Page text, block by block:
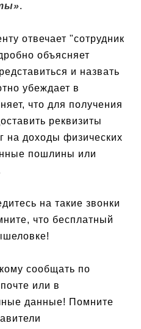
.
отвечает "сотрудник
объясняет
и назвать
убеждает в
что для получения
реквизиты
на доходы физических
пошлины или
на такие звонки
что бесплатный
сообщать по
или в
данные! Помните